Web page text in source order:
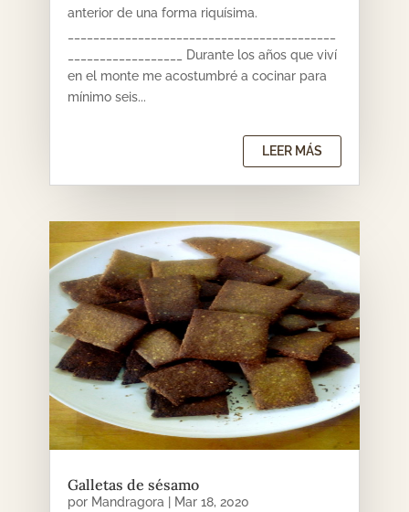
anterior de una forma riquísima.
__________________ Durante los años que viví
en el monte me acostumbré a cocinar para
mínimo seis...
LEER MÁS
Galletas de sésamo
por Mandragora
Mar 18, 2020